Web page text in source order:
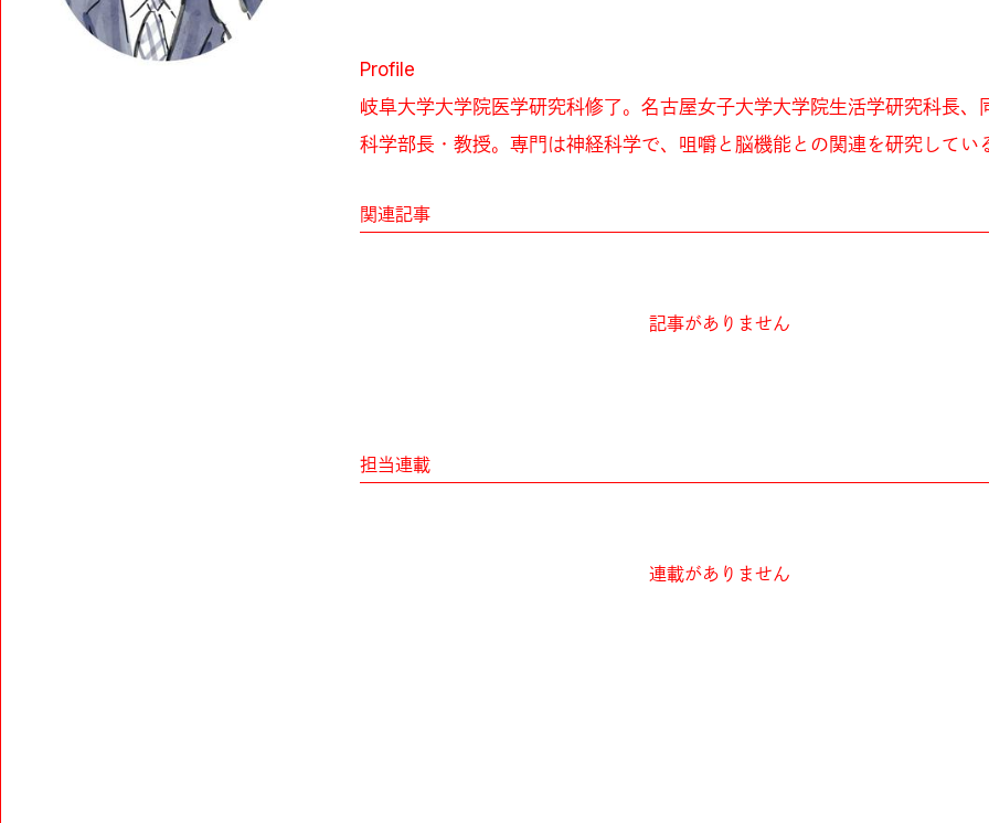
Profile
岐阜大学大学院医学研究科修了。名古屋女子大学大学院生活学研究科長、
科学部長・教授。専門は神経科学で、咀嚼と脳機能との関連を研究してい
関連記事
記事がありません
担当連載
連載がありません